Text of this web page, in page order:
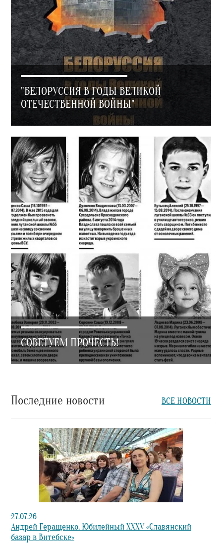
"БЕЛОРУССИЯ В ГОДЫ ВЕЛИКОЙ
ОТЕЧЕСТВЕННОЙ ВОЙНЫ"
СОВЕТУЕМ ПРОЧЕСТЬ!
Последние новости ВСЕ НОВОСТИ
27.07.26
Андрей Геращенко. Юбилейный XXXV «Славянский
базар в Витебске»